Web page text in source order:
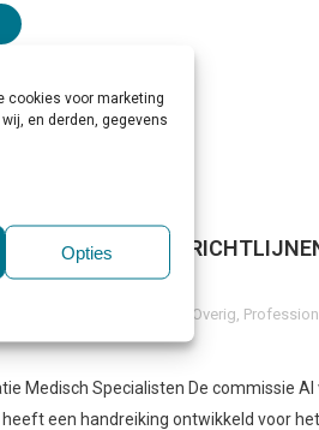
cookies voor marketing
en derden, gegevens
Opties
BIEDT
IN DE ZORG
Overig,
Medisch Specialisten De commissie
een handreiking ontwikkeld voor